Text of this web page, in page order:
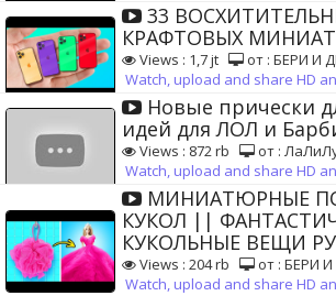
33
КРАФТОВЫХ
Views : 1,7 jt
от : БЕРИ И
Watch, upload and share HD
Новые прически
идей для ЛОЛ и
Views : 872 rb
от :
Watch, upload and share HD
МИНИАТЮРНЫЕ
КУКОЛ ||
КУКОЛЬНЫЕ ВЕЩИ
Views : 204 rb
от : БЕРИ
Watch, upload and share HD